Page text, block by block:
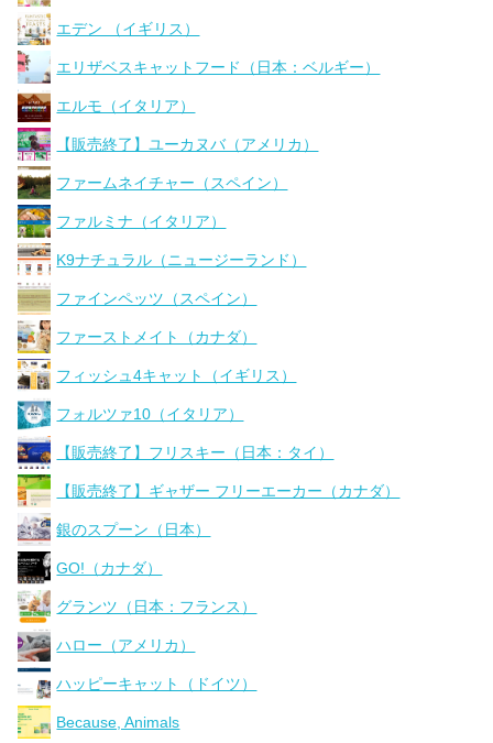
エデン （イギリス）
エリザベスキャットフード（日本：ベルギー）
エルモ（イタリア）
【販売終了】ユーカヌバ（アメリカ）
ファームネイチャー（スペイン）
ファルミナ（イタリア）
K9ナチュラル（ニュージーランド）
ファインペッツ（スペイン）
ファーストメイト（カナダ）
フィッシュ4キャット（イギリス）
フォルツァ10（イタリア）
【販売終了】フリスキー（日本：タイ）
【販売終了】ギャザー フリーエーカー（カナダ）
銀のスプーン（日本）
GO!（カナダ）
グランツ（日本：フランス）
ハロー（アメリカ）
ハッピーキャット（ドイツ）
Because, Animals